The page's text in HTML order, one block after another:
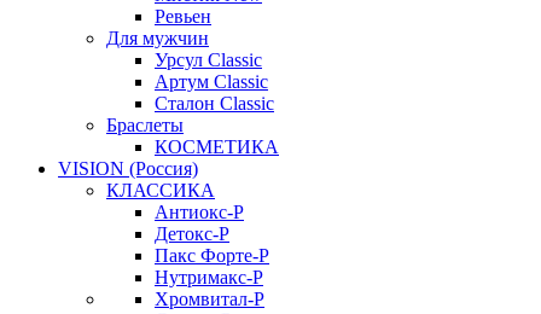
Ревьен
Для мужчин
Урсул Classic
Артум Classic
Сталон Classic
Браслеты
КОСМЕТИКА
VISION (Россия)
КЛАССИКА
Антиокс-Р
Детокс-Р
Пакс Форте-Р
Нутримакс-Р
Хромвитал-Р